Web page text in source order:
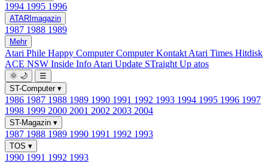
1994 1995 1996
ATARImagazin
1987 1988 1989
Mehr
Atari Phile Happy ComputerComputer Kontakt Atari Times Hitdisk
ACE NSW Inside Info Atari Update STraight Up atos
🌞 🌙
☰
ST-Computer ▾
1986 1987 1988 1989 1990 1991 1992 1993 1994 1995 1996 1997
1998 1999 2000 2001 2002 2003 2004
ST-Magazin ▾
1987 1988 1989 1990 1991 1992 1993
TOS ▾
1990 1991 1992 1993